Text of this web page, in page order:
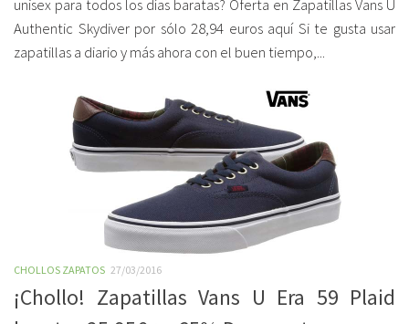
unisex para todos los días baratas? Oferta en Zapatillas Vans U
Authentic Skydiver por sólo 28,94 euros aquí Si te gusta usar
zapatillas a diario y más ahora con el buen tiempo,...
CHOLLOS ZAPATOS 27/03/2016
¡Chollo! Zapatillas Vans U Era 59 Plaid